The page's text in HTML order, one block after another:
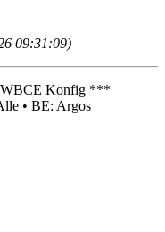
09:31:09)
Konfig ***
• BE: Argos